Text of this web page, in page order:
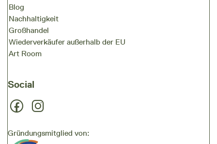
Blog
Nachhaltigkeit
Großhandel
Wiederverkäufer außerhalb der EU
Art Room
Social
Gründungsmitglied von: